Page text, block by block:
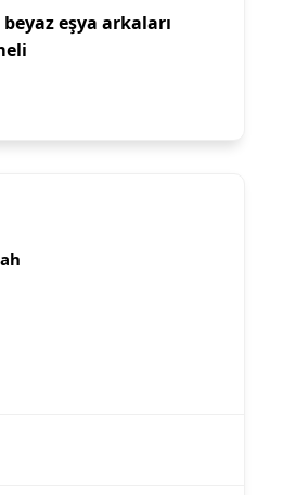
eşya arkaları